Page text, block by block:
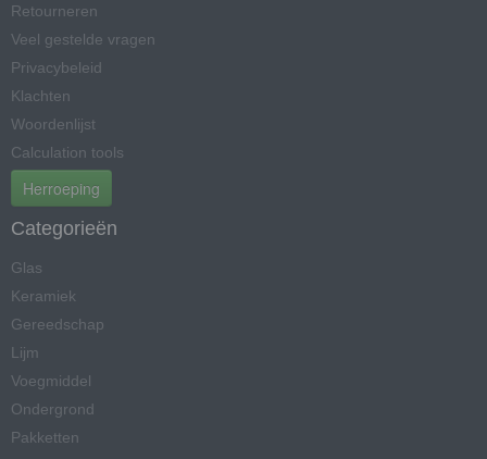
Retourneren
Veel gestelde vragen
Privacybeleid
Klachten
Woordenlijst
Calculation tools
Herroeping
Categorieën
Glas
Keramiek
Gereedschap
Lijm
Voegmiddel
Ondergrond
Pakketten